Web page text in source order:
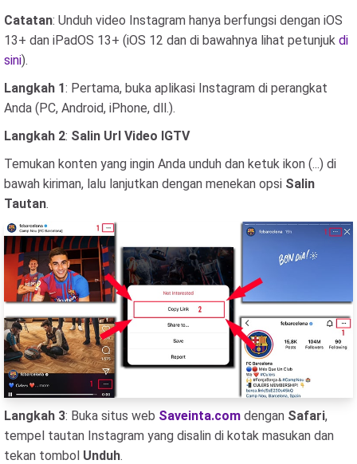
Catatan: Unduh video Instagram hanya berfungsi dengan iOS
13+ dan iPadOS 13+ (iOS 12 dan di bawahnya lihat petunjuk di
sini).
Langkah 1: Pertama, buka aplikasi Instagram di perangkat
Anda (PC, Android, iPhone, dll.).
Langkah 2: Salin Url Video IGTV
Temukan konten yang ingin Anda unduh dan ketuk ikon (...) di
bawah kiriman, lalu lanjutkan dengan menekan opsi Salin
Tautan.
Langkah 3: Buka situs web Saveinta.com dengan Safari,
tempel tautan Instagram yang disalin di kotak masukan dan
tekan tombol Unduh.